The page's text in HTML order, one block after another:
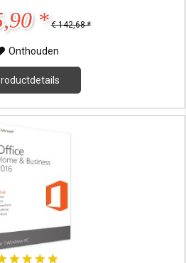
* € 142,68 *
Onthouden